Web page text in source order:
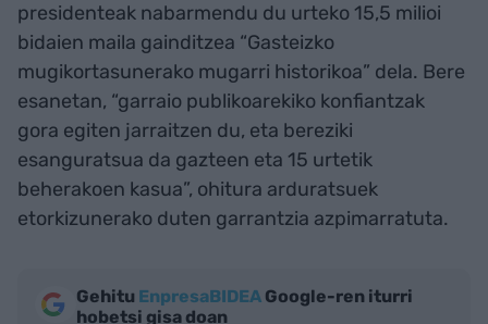
presidenteak nabarmendu du urteko 15,5 milioi
bidaien maila gainditzea “Gasteizko
mugikortasunerako mugarri historikoa” dela. Bere
esanetan, “garraio publikoarekiko konfiantzak
gora egiten jarraitzen du, eta bereziki
esanguratsua da gazteen eta 15 urtetik
beherakoen kasua”, ohitura arduratsuek
etorkizunerako duten garrantzia azpimarratuta.
Gehitu EnpresaBIDEA Google-ren iturri
hobetsi gisa doan